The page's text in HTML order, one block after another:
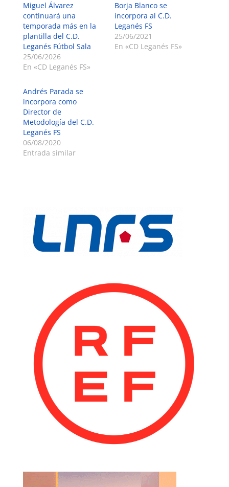
Miguel Álvarez
continuará una
temporada más en la
plantilla del C.D.
Leganés Fútbol Sala
25/06/2026
En «CD Leganés FS»
Borja Blanco se
incorpora al C.D.
Leganés FS
25/06/2021
En «CD Leganés FS»
Andrés Parada se
incorpora como
Director de
Metodología del C.D.
Leganés FS
06/08/2020
Entrada similar